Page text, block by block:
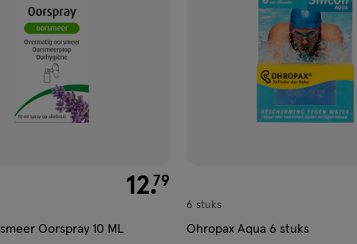
€ 12.79
12.79
Oorspray 10 ML
verlanglijst
6 stuks
Ohropax Aqua 6 stuks